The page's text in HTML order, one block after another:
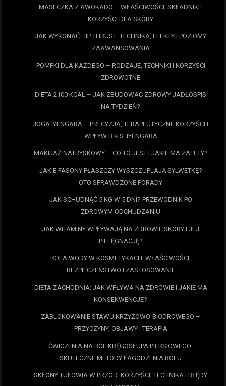
MASECZKA Z AWOKADO – WŁAŚCIWOŚCI, SKŁADNIKI I
KORZYŚCI DLA SKÓRY
JAK WYKONAĆ HIP THRUST: TECHNIKA, EFEKTY I POZIOMY
ZAAWANSOWANIA
POMPKI DLA KAŻDEGO – RODZAJE, TECHNIKI I KORZYŚCI
ZDROWOTNE
DIETA 2100 KCAL – JAK ZBUDOWAĆ ZDROWY JADŁOSPIS
NA TYDZIEŃ?
JOGA IYENGARA – PRECYZJA, TERAPEUTYCZNE KORZYŚCI I
WPŁYW B.K.S. IYENGARA
MAKIJAŻ NATRYSKOWY – CO TO JEST I JAKIE MA ZALETY?
JAKIE FASONY PŁASZCZY WYSZCZUPLAJĄ SYLWETKĘ?
OTO SPRAWDZONE PORADY
JAK SCHUDNĄĆ 5 KG W 5 DNI? PRZEWODNIK PO
ZDROWYM ODCHUDZANIU
JAK WITAMINY WPŁYWAJĄ NA ZDROWIE SKÓRY I JEJ
PIELĘGNACJĘ?
ROLA WODY W KOSMETYKACH: WŁAŚCIWOŚCI,
BEZPIECZEŃSTWO I ZASTOSOWANIE
DIETA ZACHODNIA: JAK WPŁYWA NA ZDROWIE I JAKIE MA
KONSEKWENCJE?
ZABLOKOWANIE STAWU KRZYŻOWO-BIODROWEGO –
PRZYCZYNY, OBJAWY I TERAPIA
ĆWICZENIA NA BÓL KRĘGOSŁUPA PIERSIOWEGO:
SKUTECZNE METODY ŁAGODZENIA BÓLU
SKŁONY TUŁOWIA W PRZÓD: KORZYŚCI, TECHNIKA I BŁĘDY